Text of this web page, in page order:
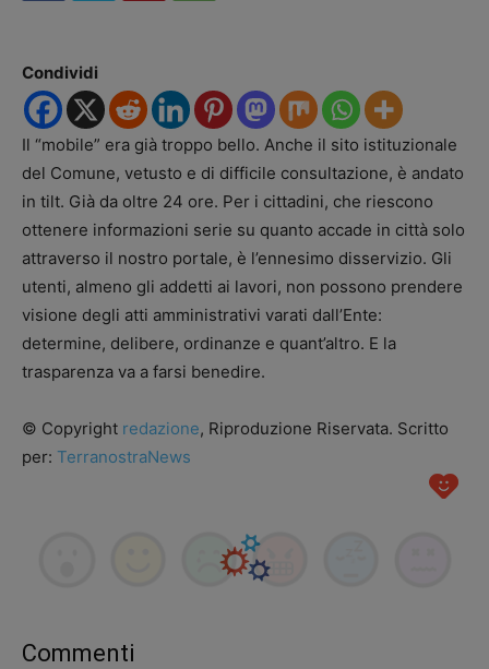
Condividi
Il “mobile” era già troppo bello. Anche il sito istituzionale
del Comune, vetusto e di difficile consultazione, è andato
in tilt. Già da oltre 24 ore. Per i cittadini, che riescono
ottenere informazioni serie su quanto accade in città solo
attraverso il nostro portale, è l’ennesimo disservizio. Gli
utenti, almeno gli addetti ai lavori, non possono prendere
visione degli atti amministrativi varati dall’Ente:
determine, delibere, ordinanze e quant’altro. E la
trasparenza va a farsi benedire.
© Copyright redazione, Riproduzione Riservata. Scritto
per: TerranostraNews
Commenti